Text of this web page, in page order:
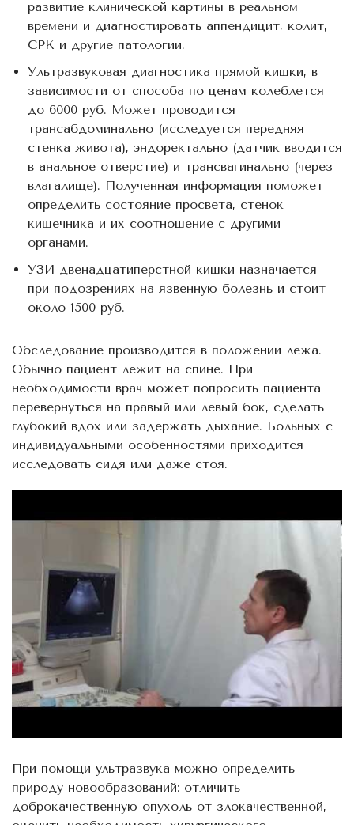
развитие клинической картины в реальном
времени и диагностировать аппендицит, колит,
СРК и другие патологии.
Ультразвуковая диагностика прямой кишки, в
зависимости от способа по ценам колеблется
до 6000 руб. Может проводится
трансабдоминально (исследуется передняя
стенка живота), эндоректально (датчик вводится
в анальное отверстие) и трансвагинально (через
влагалище). Полученная информация поможет
определить состояние просвета, стенок
кишечника и их соотношение с другими
органами.
УЗИ двенадцатиперстной кишки назначается
при подозрениях на язвенную болезнь и стоит
около 1500 руб.
Обследование производится в положении лежа.
Обычно пациент лежит на спине. При
необходимости врач может попросить пациента
перевернуться на правый или левый бок, сделать
глубокий вдох или задержать дыхание. Больных с
индивидуальными особенностями приходится
исследовать сидя или даже стоя.
При помощи ультразвука можно определить
природу новообразований: отличить
доброкачественную опухоль от злокачественной,